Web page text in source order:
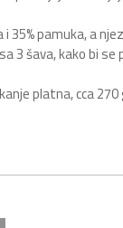
35% pamuka, a
3 šava, kako bi
platna, cca